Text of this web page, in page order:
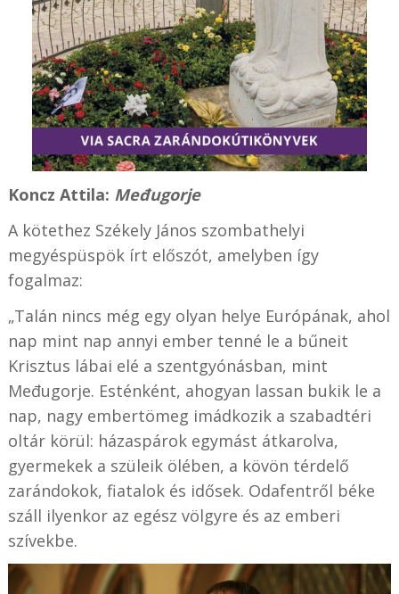
Koncz Attila: Međugorje
A kötethez Székely János szombathelyi
megyéspüspök írt előszót, amelyben így
fogalmaz:
„Talán nincs még egy olyan helye Európának, ahol
nap mint nap annyi ember tenné le a bűneit
Krisztus lábai elé a szentgyónásban, mint
Međugorje. Esténként, ahogyan lassan bukik le a
nap, nagy embertömeg imádkozik a szabadtéri
oltár körül: házaspárok egymást átkarolva,
gyermekek a szüleik ölében, a kövön térdelő
zarándokok, fiatalok és idősek. Odafentről béke
száll ilyenkor az egész völgyre és az emberi
szívekbe.